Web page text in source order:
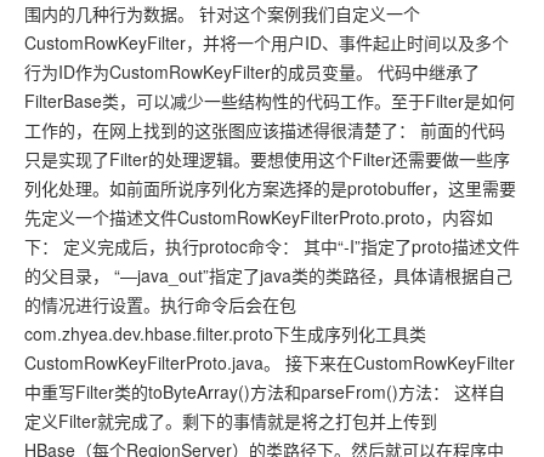
围内的几种行为数据。 针对这个案例我们自定义一个
CustomRowKeyFilter，并将一个用户ID、事件起止时间以及多个
行为ID作为CustomRowKeyFilter的成员变量。 代码中继承了
FilterBase类，可以减少一些结构性的代码工作。至于Filter是如何
工作的，在网上找到的这张图应该描述得很清楚了： 前面的代码
只是实现了Filter的处理逻辑。要想使用这个Filter还需要做一些序
列化处理。如前面所说序列化方案选择的是protobuffer，这里需要
先定义一个描述文件CustomRowKeyFilterProto.proto，内容如
下： 定义完成后，执行protoc命令： 其中“-I”指定了proto描述文件
的父目录， “—java_out”指定了java类的类路径，具体请根据自己
的情况进行设置。执行命令后会在包
com.zhyea.dev.hbase.filter.proto下生成序列化工具类
CustomRowKeyFilterProto.java。 接下来在CustomRowKeyFilter
中重写Filter类的toByteArray()方法和parseFrom()方法： 这样自
定义Filter就完成了。剩下的事情就是将之打包并上传到
HBase（每个RegionServer）的类路径下。然后就可以在程序中